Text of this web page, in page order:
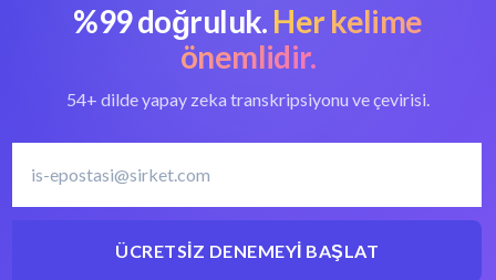
%99 doğruluk. Her kelime
önemlidir.
54+ dilde yapay zeka transkripsiyonu ve çevirisi.
ÜCRETSIZ DENEMEYI BAŞLAT